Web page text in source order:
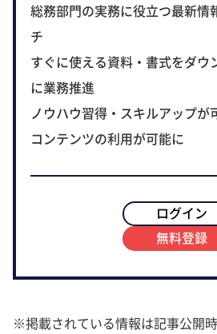
総務部門の実務に役立つ最新情
チ
すぐに使える資料・書式をダウ
に業務推進
ノウハウ習得・スキルアップが
コンテンツの利用が可能に
ログイン
無料登録
※掲載されている情報は記事公開